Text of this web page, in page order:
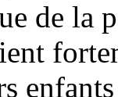
de la